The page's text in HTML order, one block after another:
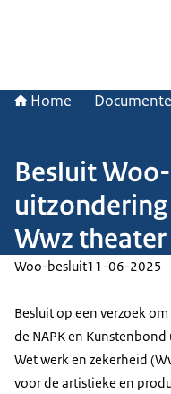
Home
Besluit
Wwz theater
Woo-besluit11-06-2025
Besluit op een verzoek
de NAPK en
Wet werk en zekerheid
voor de artistieke en